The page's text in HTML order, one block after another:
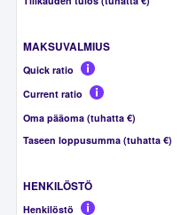
MAKSUVALMIUS
Quick ratio
Current ratio
Oma pääoma (tuhatta €)
Taseen loppusumma (tuhatta €)
HENKILÖSTÖ
Henkilöstö